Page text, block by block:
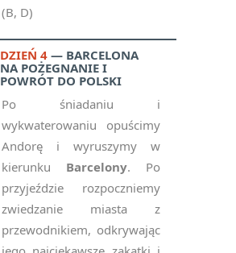
(B, D)
DZIEŃ 4
BARCELONA
NA POŻEGNANIE I
POWRÓT DO POLSKI
Po śniadaniu i
wykwaterowaniu opuścimy
Andorę i wyruszymy w
kierunku Barcelony. Po
przyjeździe rozpoczniemy
zwiedzanie miasta z
przewodnikiem, odkrywając